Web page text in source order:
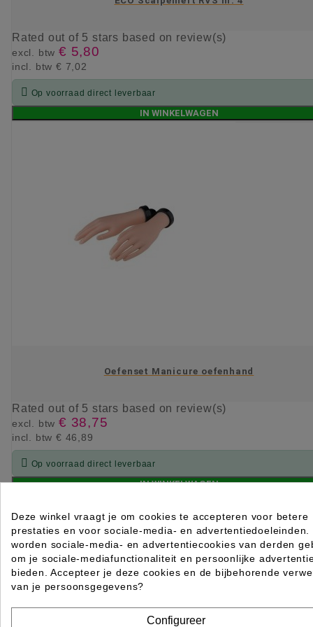
Rated out of 5 stars based on review(s)
excl. btw € 5,80
incl. btw € 7,02
 Op voorraad direct leverbaar
IN WINKELWAGEN
Oefenset Manicure oefenhand
Rated out of 5 stars based on review(s)
excl. btw € 38,75
incl. btw € 46,89
 Op voorraad direct leverbaar
IN WINKELWAGEN
Deze winkel vraagt je om cookies te accepteren voor betere
prestaties en voor sociale-media- en advertentiedoeleinden.
worden sociale-media- en advertentiecookies van derden
om je sociale-mediafunctionaliteit en persoonlijke
bieden. Accepteer je deze cookies en de bijbehorende
van je persoonsgegevens?
Configureer